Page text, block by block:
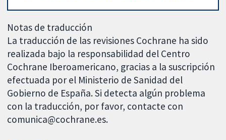
Notas de traducción
La traducción de las revisiones Cochrane ha sido
realizada bajo la responsabilidad del Centro
Cochrane Iberoamericano, gracias a la suscripción
efectuada por el Ministerio de Sanidad del
Gobierno de España. Si detecta algún problema
con la traducción, por favor, contacte con
comunica@cochrane.es.